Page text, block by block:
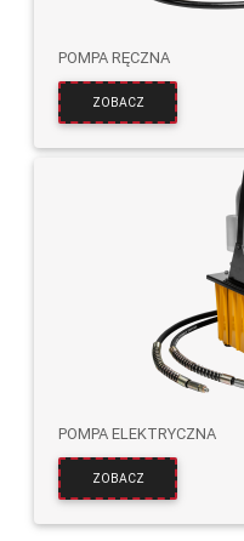
POMPA RĘCZNA
ZOBACZ
POMPA ELEKTRYCZNA
ZOBACZ